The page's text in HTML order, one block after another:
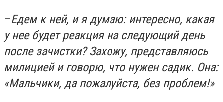
–Едем к ней, и я думаю: интересно, какая
у нее будет реакция на следующий день
после зачистки? Захожу, представляюсь
милицией и говорю, что нужен садик. Она:
«Мальчики, да пожалуйста, без проблем!»